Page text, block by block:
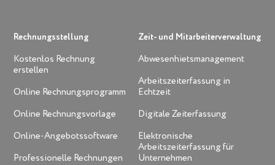
Rechnungsstellung
Kostenlos Rechnung
erstellen
Online Rechnungsprogramm
Online Rechnungsvorlage
Online-Angebotssoftware
Professionelle Rechnungen
Zeit- und Mitarbeiterverwaltung
Abwesenhietsmanagement
Arbeitszeiterfassung in
Echtzeit
Digitale Zeiterfassung
Elektronische
Arbeitszeiterfassung für
Unternehmen